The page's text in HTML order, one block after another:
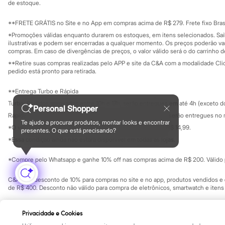
Yessica
Acessórios
Blusas
Calçados
Leggings
Shorts e Bermudas
Tops
Moda íntima
Cintas e Modeladores
Meias
Pijamas
Sutiãs e Tops
Moda praia
Maiôs
Saídas de praia
Personagens
Plus size
Blusas e Camisetas
Calças
Casacos e Jaquetas
Jeans
Personal Shopper
Te ajudo a procurar produtos, montar looks e encontrar
presentes. O que está precisando?
Investidores
Privacidade
Configuração de cookies
Minha privacidade
Educação
Formas de pagamento
de estoque.
**FRETE GRÁTIS no Site e no App em compras acima de R$ 279. Frete fixo
*Promoções válidas enquanto durarem os estoques, em itens selecionados.
ilustrativas e podem ser encerradas a qualquer momento. Os preços poderão
compras. Em caso de divergências de preços, o valor válido será o do carrinho
**Retire suas compras realizadas pelo APP e site da C&A com a modalidade
pedido está pronto para retirada.
**Entrega Turbo e Rápida
Turbo: Pedidos aprovados entre 10h e 17h, serão entregues em até 4h (exceto
Rápida: Pedidos com os pagamentos aprovados até as 10h, serão entregues
*O valor do frete para o turbo é R$ 24,99 e para a rápida é R$ 14,99.
*Essa condição ainda não estará disponível em todas as lojas.
*Compre pelo Whatsapp e ganhe 10% off nas compras acima de R$ 200.
C&A Pay: desconto de 10% para compras no site e no app, produtos vendidos
de R$ 400. Desconto não válido para compra de eletrônicos, smartwatch e
SP Cep: 06455-000 CNPJ 45.242.914/0001-05
Privacidade e Cookies